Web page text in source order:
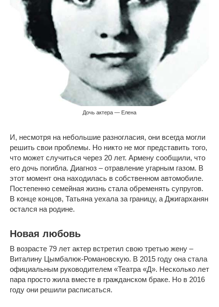
Дочь актера — Елена
И, несмотря на небольшие разногласия, они всегда могли
решить свои проблемы. Но никто не мог представить того,
что может случиться через 20 лет. Армену сообщили, что
его дочь погибла. Диагноз – отравление угарным газом. В
этот момент она находилась в собственном автомобиле.
Постепенно семейная жизнь стала обременять супругов.
В конце концов, Татьяна уехала за границу, а Джигарханян
остался на родине.
Новая любовь
В возрасте 79 лет актер встретил свою третью жену –
Виталину Цымбалюк-Романовскую. В 2015 году она стала
официальным руководителем «Театра «Д». Несколько лет
пара просто жила вместе в гражданском браке. Но в 2016
году они решили расписаться.